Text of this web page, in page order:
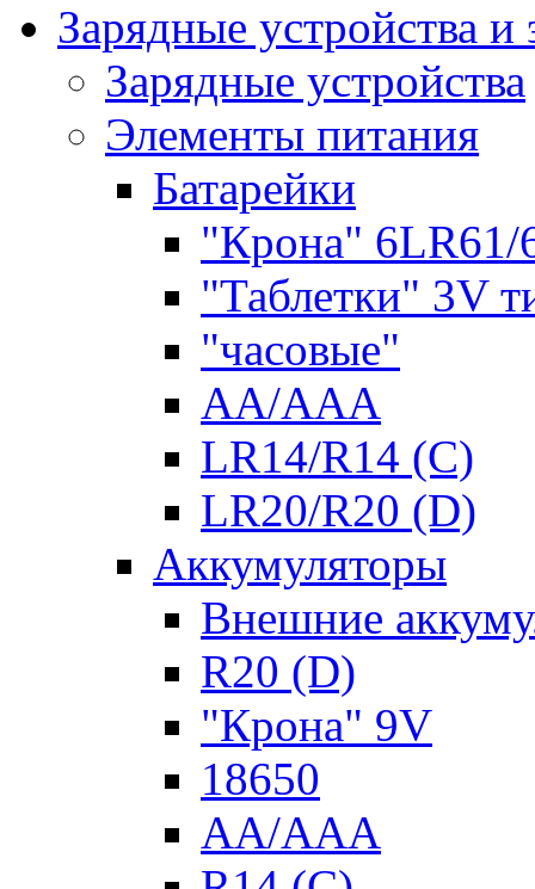
Зарядные устройства
Зарядные устройства
Элементы питания
Батарейки
"Крона" 6LR61/
"Таблетки" 3V
"часовые"
AA/AAA
LR14/R14 (C)
LR20/R20 (D)
Аккумуляторы
Внешние
R20 (D)
"Крона" 9V
18650
AA/AAA